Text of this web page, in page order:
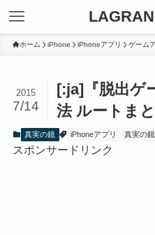
ホーム iPhone iPhoneアプリ ゲーム
[:ja]『脱出ゲ
法 ルートま
2015
7/14
真実の鏡 iPhoneアプリ 真実の鏡
スポンサードリンク